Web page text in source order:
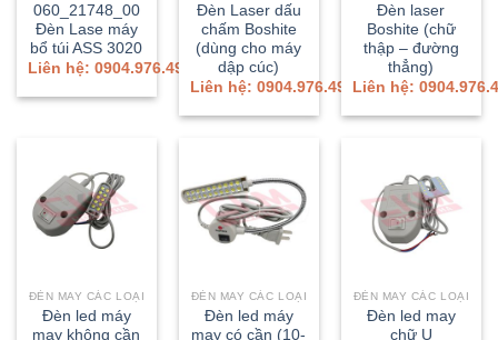
060_21748_00
Đèn Lase máy
bổ túi ASS 3020
Liên hệ: 0904.976.499
Đèn Laser dấu
chấm Boshite
(dùng cho máy
dập cúc)
Liên hệ: 0904.976.499
Đèn laser
Boshite (chữ
thập – đường
thẳng)
Liên hệ:
ĐÈN MAY CÁC LOẠI
Đèn led máy
may không cần
ĐÈN MAY CÁC LOẠI
Đèn led máy
may có cần (10-
ĐÈN MAY CÁC LOẠI
Đèn led may
chữ U